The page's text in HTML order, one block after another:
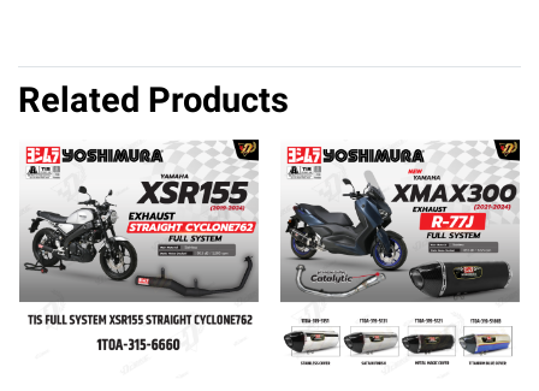
Related Products